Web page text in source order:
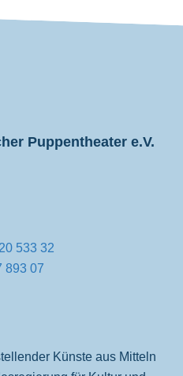
Puppentheater e.V.
533 32
893 07
Künste aus Mitteln